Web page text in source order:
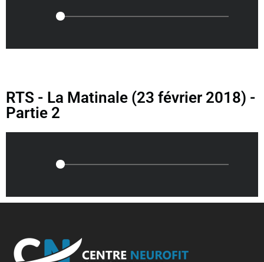
RTS - La Matinale (23 février 2018) -
Partie 2